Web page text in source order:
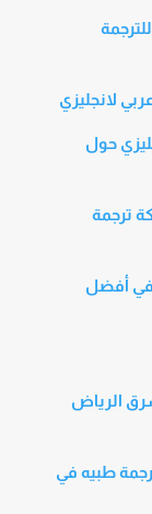
لانجليزي
حول
ترجمة
في أفضل
الرياض
طبيه في